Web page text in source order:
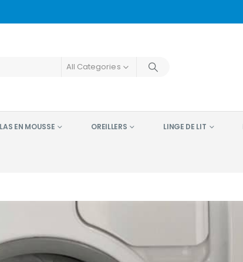
All Categories
EN MOUSSE OREILLERS LINGE DE LIT